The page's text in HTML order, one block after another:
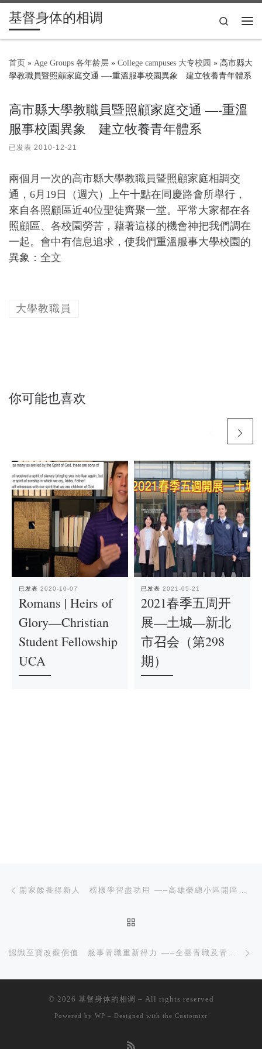
Skip to content
基督身体的相调
Search
首页 » Age Groups 各年龄层 » College campuses 大专校园 » 高市縣大
學教職員暨照顧家庭交通 —-重溫服事校園異象 建立牧養青年體系
高市縣大學教職員暨照顧家庭交通 —-重溫
服事校園異象 建立牧養青年體系
已发表 2010-12-21
兩個月一次的高市縣大學教職員暨照顧家庭相調交
通，6月19日（週六）上午十點在同慶路會所舉行，
來自各照顧區近40位聖徒齊聚一堂。平常大家都在各
照顧區、各校園勞苦，藉著這樣的機會神把我們調在
一起。會中有信息追求，使我們重溫服事大學校園的
異象： 全文
大學教職員
你可能也喜欢
已发表 2020-10-07
Romans | Heirs of
Glory—Christian
Student Fellowship
UCA
已发表 2021-05-21
2021春季五周开
展—土城—新北
市召会（第298
期）
文章导航 開家餧養得新人 榜樣學習盡功用 —–高雄榮總小區開區見證
認識至寶改觀價值 服事青職重新得力 —–全臺青職及青職服事者特會
© 2026 基督身体的相调 – All rights reserved
Powered by WP – Designed with the Customizr